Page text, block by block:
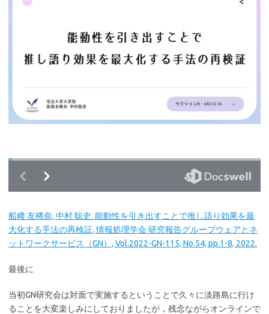
船﨑 友稀奈, 中村 聡史. 能動性を引き出すことで推し語り効果を最
大化する手法の再検証, 情報処理学会 研究報告グループウェアとネ
ットワークサービス（GN）, Vol.2022-GN-115, No.54, pp.1-8, 2022.
最後に
当初GN研究会は対面で実施するということで久々に淡路島に行け
ることを大変楽しみにしておりましたが，残念ながらオンラインで